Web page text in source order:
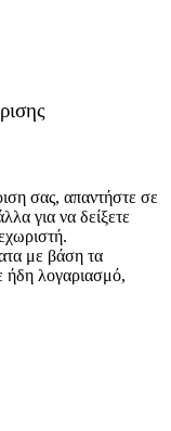
σας, απαντήστε σε
για να δείξετε
με βάση τα
ήδη λογαριασμό,